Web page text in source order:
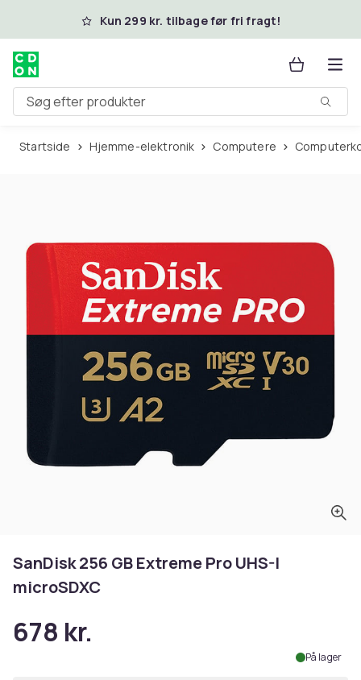
Spring til hovedindhold
Kun 299 kr. tilbage før fri fragt!
Søg efter produkter
Startside Hjemme-elektronik Computere
SanDisk 256 GB Extreme Pro UHS-I
microSDXC
678 kr.
På lager